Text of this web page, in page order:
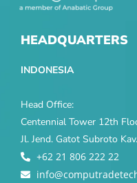
HEADQUARTERS
INDONESIA
Head Office:
Centennial Tower 12th
Jl. Jend. Gatot Subroto
+62 21 806 222 22